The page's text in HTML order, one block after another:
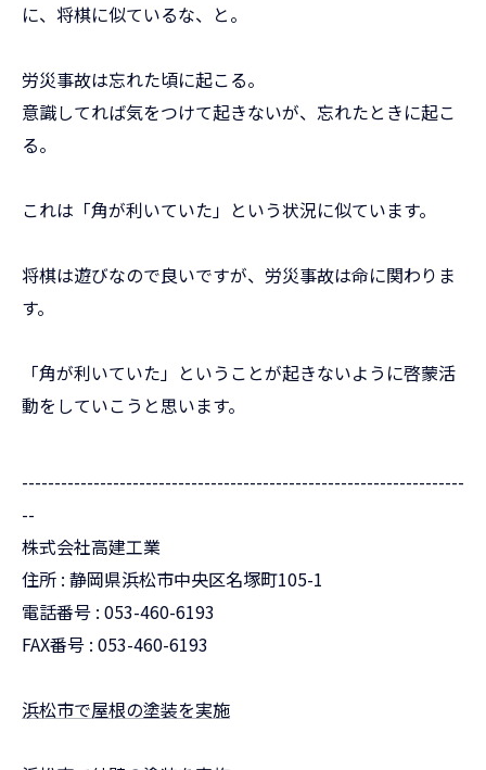
に、将棋に似ているな、と。
労災事故は忘れた頃に起こる。
意識してれば気をつけて起きないが、忘れたときに起こ
る。
これは「角が利いていた」という状況に似ています。
将棋は遊びなので良いですが、労災事故は命に関わりま
す。
「角が利いていた」ということが起きないように啓蒙活
動をしていこうと思います。
--------------------------------------------------------------------
--
株式会社高建工業
住所 : 静岡県浜松市中央区名塚町105-1
電話番号 : 053-460-6193
FAX番号 : 053-460-6193
浜松市で屋根の塗装を実施